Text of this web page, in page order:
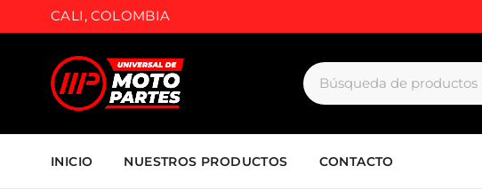
CALI, COLOMBIA
INICIO NUESTROS PRODUCTOS CONTACTO